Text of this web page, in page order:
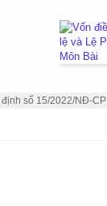
định số 15/2022/NĐ-CP